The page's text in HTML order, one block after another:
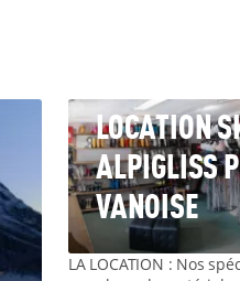
en fonction de son niveau,
y essayer, Sport 2000
NOTRE MAGASIN DE SKI
les deux principales
Bureau des Guides de Haute
donc venir le
du domaine nordique et
LOCATION
ALPIGLISS
VANOISE
LA LOCATION : Nos